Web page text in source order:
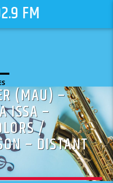
FM
(MAU) –
ISSA –
/
– DISTANT